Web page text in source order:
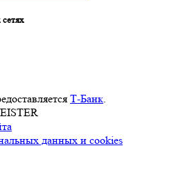
Т-Банк
данных и cookies